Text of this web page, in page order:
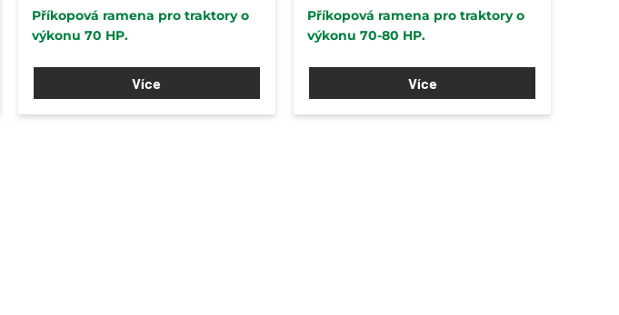
Příkopová ramena pro traktory o
výkonu 70 HP.
Více
Příkopová ramena pro traktory o
výkonu 70-80 HP.
Více